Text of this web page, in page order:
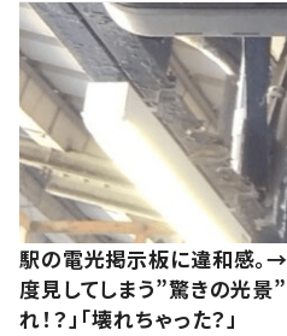
駅の電光掲示板に違和感
度見してしまう”驚きの光景
れ！？」「壊れちゃった？」